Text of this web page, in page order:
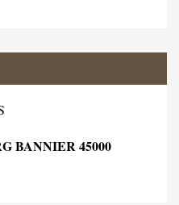
BANNIER 45000